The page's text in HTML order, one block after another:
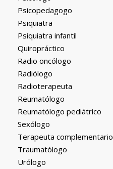
Psicopedagogo
Psiquiatra
Psiquiatra infantil
Quiropráctico
Radio oncólogo
Radiólogo
Radioterapeuta
Reumatólogo
Reumatólogo pediátrico
Sexólogo
Terapeuta complementario
Traumatólogo
Urólogo